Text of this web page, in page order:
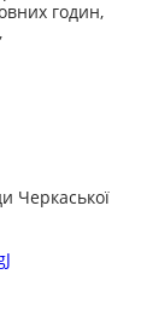
годин,
Черкаської